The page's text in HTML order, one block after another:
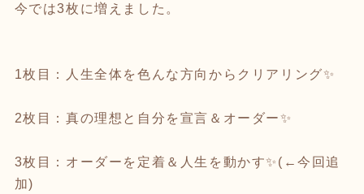
今では3枚に増えました。
1枚目：人生全体を色んな方向からクリアリング✨
2枚目：真の理想と自分を宣言＆オーダー✨
3枚目：オーダーを定着＆人生を動かす✨(←今回追
加)